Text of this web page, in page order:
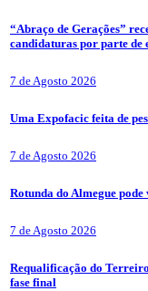
“Abraço de Gerações”
candidaturas por parte de
7 de Agosto 2026
Uma Expofacic feita de
7 de Agosto 2026
Rotunda do Almegue
7 de Agosto 2026
Requalificação do
fase final